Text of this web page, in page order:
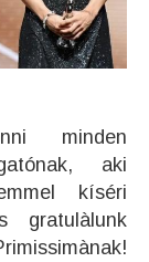
minden
aki
kíséri
gratulàlunk